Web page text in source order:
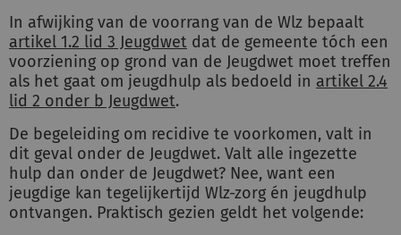
In afwijking van de voorrang van de Wlz bepaalt
artikel 1.2 lid 3 Jeugdwet dat de gemeente tóch een
voorziening op grond van de Jeugdwet moet treffen
als het gaat om jeugdhulp als bedoeld in artikel 2.4
lid 2 onder b Jeugdwet.
De begeleiding om recidive te voorkomen, valt in
dit geval onder de Jeugdwet. Valt alle ingezette
hulp dan onder de Jeugdwet? Nee, want een
jeugdige kan tegelijkertijd Wlz-zorg én jeugdhulp
ontvangen. Praktisch gezien geldt het volgende: